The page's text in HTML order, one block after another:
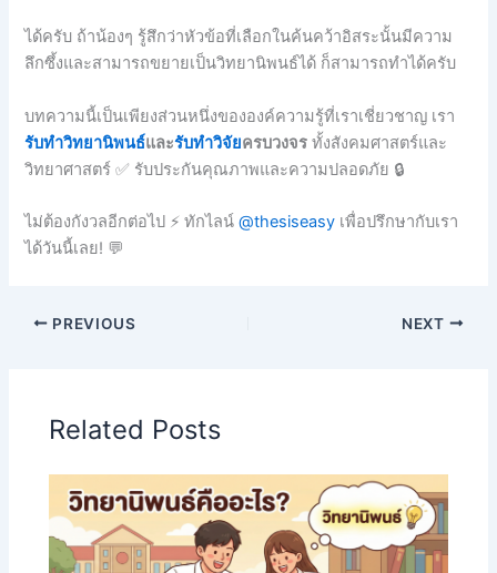
ได้ครับ ถ้าน้องๆ รู้สึกว่าหัวข้อที่เลือกในค้นคว้าอิสระนั้นมีความ
ลึกซึ้งและสามารถขยายเป็นวิทยานิพนธ์ได้ ก็สามารถทำได้ครับ
บทความนี้เป็นเพียงส่วนหนึ่งขององค์ความรู้ที่เราเชี่ยวชาญ เรา
รับทำวิทยานิพนธ์และรับทำวิจัยครบวงจร ทั้งสังคมศาสตร์และ
วิทยาศาสตร์ ✅ รับประกันคุณภาพและความปลอดภัย 🔒
ไม่ต้องกังวลอีกต่อไป ⚡ ทักไลน์@thesiseasy เพื่อปรึกษากับเรา
ได้วันนี้เลย! 💬
PREVIOUS NEXT
Related Posts